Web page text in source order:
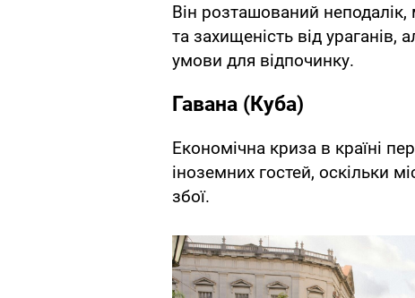
Він розташований
та захищеність від ураганів,
умови для відпочинку.
Гавана (Куба)
Економічна криза в країні
іноземних гостей, оскільки
збої.